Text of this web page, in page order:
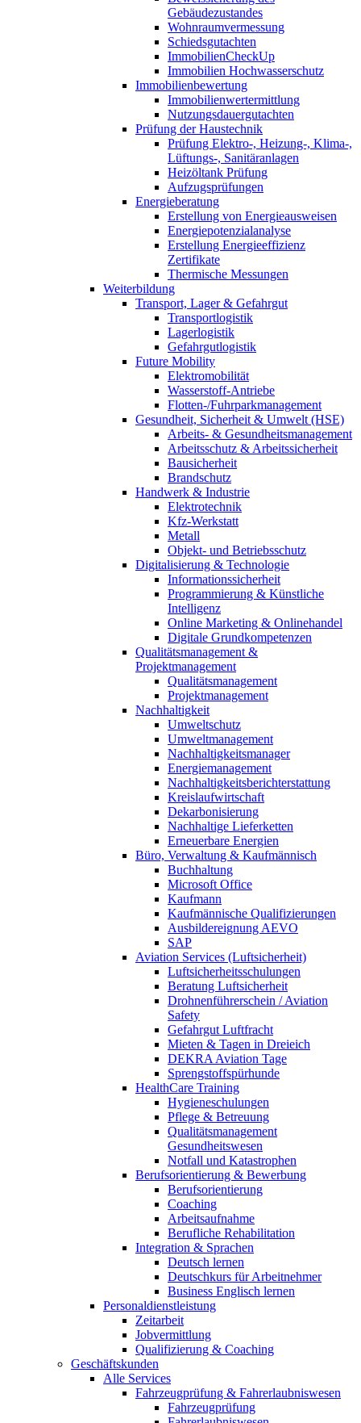
Gebäudezustandes
Wohnraumvermessung
Schiedsgutachten
ImmobilienCheckUp
Immobilien Hochwasserschutz
Immobilienbewertung
Immobilienwertermittlung
Nutzungsdauergutachten
Prüfung der Haustechnik
Prüfung Elektro-, Heizung-, Klima-,
Lüftungs-, Sanitäranlagen
Heizöltank Prüfung
Aufzugsprüfungen
Energieberatung
Erstellung von Energieausweisen
Energiepotenzialanalyse
Erstellung Energieeffizienz
Zertifikate
Thermische Messungen
Weiterbildung
Transport, Lager & Gefahrgut
Transportlogistik
Lagerlogistik
Gefahrgutlogistik
Future Mobility
Elektromobilität
Wasserstoff-Antriebe
Flotten-/Fuhrparkmanagement
Gesundheit, Sicherheit & Umwelt (HSE)
Arbeits- & Gesundheitsmanagement
Arbeitsschutz & Arbeitssicherheit
Bausicherheit
Brandschutz
Handwerk & Industrie
Elektrotechnik
Kfz-Werkstatt
Metall
Objekt- und Betriebsschutz
Digitalisierung & Technologie
Informationssicherheit
Programmierung & Künstliche
Intelligenz
Online Marketing & Onlinehandel
Digitale Grundkompetenzen
Qualitätsmanagement &
Projektmanagement
Qualitätsmanagement
Projektmanagement
Nachhaltigkeit
Umweltschutz
Umweltmanagement
Nachhaltigkeitsmanager
Energiemanagement
Nachhaltigkeitsberichterstattung
Kreislaufwirtschaft
Dekarbonisierung
Nachhaltige Lieferketten
Erneuerbare Energien
Büro, Verwaltung & Kaufmännisch
Buchhaltung
Microsoft Office
Kaufmann
Kaufmännische Qualifizierungen
Ausbildereignung AEVO
SAP
Aviation Services (Luftsicherheit)
Luftsicherheitsschulungen
Beratung Luftsicherheit
Drohnenführerschein / Aviation
Safety
Gefahrgut Luftfracht
Mieten & Tagen in Dreieich
DEKRA Aviation Tage
Sprengstoffspürhunde
HealthCare Training
Hygieneschulungen
Pflege & Betreuung
Qualitätsmanagement
Gesundheitswesen
Notfall und Katastrophen
Berufsorientierung & Bewerbung
Berufsorientierung
Coaching
Arbeitsaufnahme
Berufliche Rehabilitation
Integration & Sprachen
Deutsch lernen
Deutschkurs für Arbeitnehmer
Business Englisch lernen
Personaldienstleistung
Zeitarbeit
Jobvermittlung
Qualifizierung & Coaching
Geschäftskunden
Alle Services
Fahrzeugprüfung & Fahrerlaubniswesen
Fahrzeugprüfung